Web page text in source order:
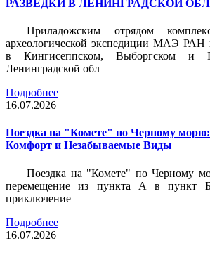
РАЗВЕДКИ В ЛЕНИНГРАДСКОЙ
Приладожским отрядом
археологической экспедиции МАЭ РАН
в Кингисеппском, Выборгском и
Ленинградской обл
Подробнее
16.07.2026
Поездка на "Комете" по Черному
Комфорт и Незабываемые Виды
Поездка на "Комете" по Черному
перемещение из пункта А в пункт
приключение
Подробнее
16.07.2026